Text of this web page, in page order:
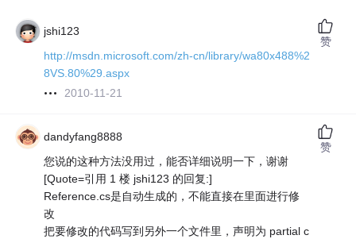
jshi123
http://msdn.microsoft.com/zh-cn/library/wa80x488%2
8VS.80%29.aspx
2010-11-21
赞
dandyfang8888
您说的这种方法没用过，能否详细说明一下，谢谢
[Quote=引用 1 楼 jshi123 的回复:]
Reference.cs是自动生成的，不能直接在里面进行修
改
把要修改的代码写到另外一个文件里，声明为 partial c
赞